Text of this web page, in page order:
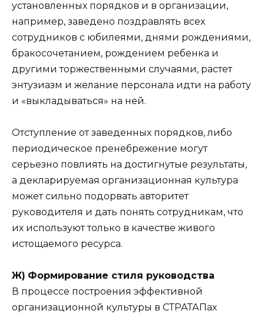
установленных порядков и в организации,
например, заведено поздравлять всех
сотрудников с юбилеями, днями рождениями,
бракосочетанием, рождением ребенка и
другими торжественными случаями, растет
энтузиазм и желание персонала идти на работу
и «выкладываться» на ней.
Отступление от заведенных порядков, либо
периодическое пренебрежение могут
серьезно повлиять на достигнутые результаты,
а декларируемая организационная культура
может сильно подорвать авторитет
руководителя и дать понять сотрудникам, что
их используют только в качестве живого
истощаемого ресурса.
Ж) Формирование стиля руководства
В процессе построения эффективной
организационной культуры в СТРАТАПах